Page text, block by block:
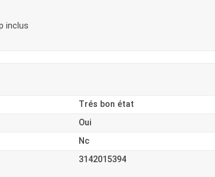
inclus
Trés bon état
Oui
Nc
3142015394